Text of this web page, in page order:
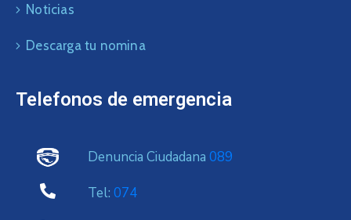
Noticias
Descarga tu nomina
Telefonos de emergencia
Denuncia Ciudadana 089
Tel: 074